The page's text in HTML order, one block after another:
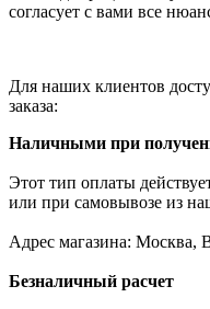
согласует с вами все
Для наших клиентов
заказа:
Наличными при
Этот тип оплаты
или при самовывозе из
Адрес магазина: Москва,
Безналичный расчет